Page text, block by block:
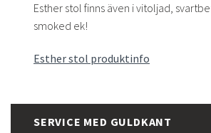
Esther stol finns även i vitoljad,
smoked ek!
Esther stol produktinfo
SERVICE MED GULDKANT